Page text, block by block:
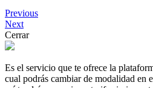
Previous
Next
Cerrar
Es el servicio que te ofrece la
cual podrás cambiar de modalidad en